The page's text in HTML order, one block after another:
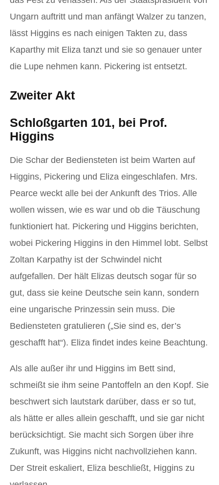
Ungarn auftritt und man anfängt Walzer zu tanzen,
lässt Higgins es nach einigen Takten zu, dass
Kaparthy mit Eliza tanzt und sie so genauer unter
die Lupe nehmen kann. Pickering ist entsetzt.
Zweiter Akt
Schloßgarten 101, bei Prof.
Higgins
Die Schar der Bediensteten ist beim Warten auf
Higgins, Pickering und Eliza eingeschlafen. Mrs.
Pearce weckt alle bei der Ankunft des Trios. Alle
wollen wissen, wie es war und ob die Täuschung
funktioniert hat. Pickering und Higgins berichten,
wobei Pickering Higgins in den Himmel lobt. Selbst
Zoltan Karpathy ist der Schwindel nicht
aufgefallen. Der hält Elizas deutsch sogar für so
gut, dass sie keine Deutsche sein kann, sondern
eine ungarische Prinzessin sein muss. Die
Bediensteten gratulieren („Sie sind es, der’s
geschafft hat“). Eliza findet indes keine Beachtung.
Als alle außer ihr und Higgins im Bett sind,
schmeißt sie ihm seine Pantoffeln an den Kopf. Sie
beschwert sich lautstark darüber, dass er so tut,
als hätte er alles allein geschafft, und sie gar nicht
berücksichtigt. Sie macht sich Sorgen über ihre
Zukunft, was Higgins nicht nachvollziehen kann.
Der Streit eskaliert, Eliza beschließt, Higgins zu